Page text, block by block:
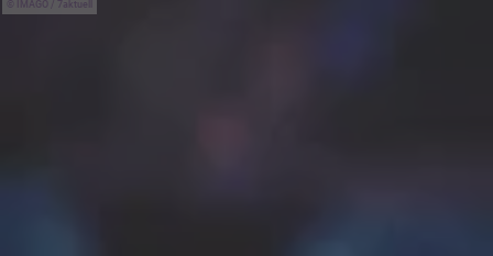
IMAGO / 7aktuell